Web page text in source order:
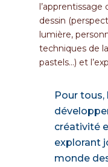
dessin
lumière,
techniques de
pastels…) et
Pour
créativité
explorant
monde